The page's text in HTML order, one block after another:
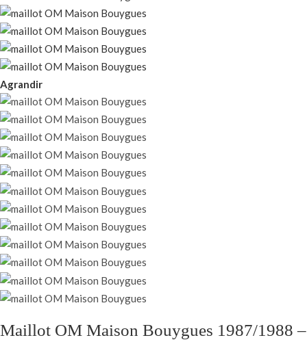
Agrandir
Maillot OM Maison Bouygues 1987/1988 –